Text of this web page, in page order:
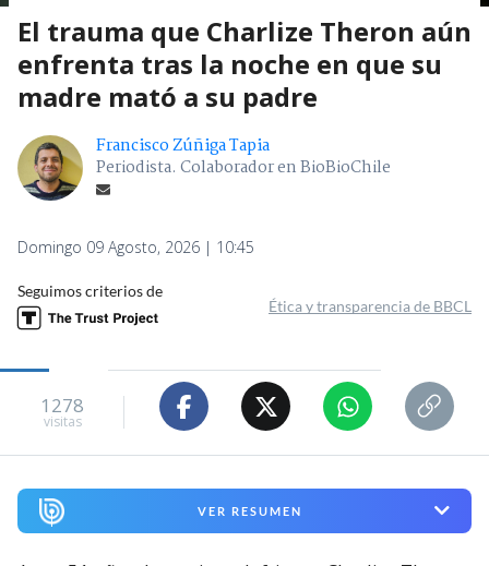
El trauma que Charlize Theron aún
enfrenta tras la noche en que su
madre mató a su padre
Francisco Zúñiga Tapia
Periodista. Colaborador en BioBioChile
Domingo 09 Agosto, 2026 | 10:45
Seguimos criterios de
Ética y transparencia de BBCL
1278
visitas
VER RESUMEN